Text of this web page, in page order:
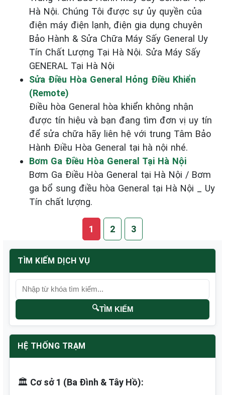
Hà Nội. Chúng Tôi được sự ủy quyền của
điện máy điện lạnh, điện gia dụng chuyên
Bảo Hành & Sửa Chữa Máy Sấy General Uy
Tín Chất Lượng Tại Hà Nội. Sửa Máy Sấy
GENERAL Tại Hà Nội
Sửa Điều Hòa General Hỏng Điều Khiển
(Remote)
Điều hòa General hòa khiển không nhận
được tín hiệu và bạn đang tìm đơn vị uy tín
để sửa chữa hãy liên hệ với trung Tâm Bảo
Hành Điều Hòa General tại hà nội nhé.
Bơm Ga Điều Hòa General Tại Hà Nội
Bơm Ga Điều Hòa General tại Hà Nội / Bơm
ga bổ sung điều hòa General tại Hà Nội _ Uy
Tín chất lượng.
1 2 3
TÌM KIẾM DỊCH VỤ
🔍TÌM KIẾM
HỆ THỐNG TRẠM
🏛️ Cơ sở 1 (Ba Đình & Tây Hồ):